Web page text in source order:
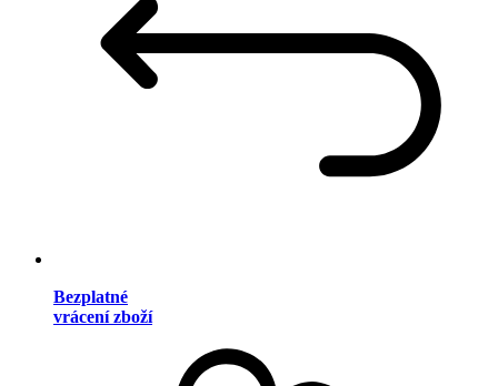
Bezplatné
vrácení zboží